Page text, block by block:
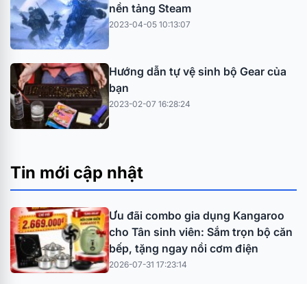
nền tảng Steam
2023-04-05 10:13:07
Hướng dẫn tự vệ sinh bộ Gear của
bạn
2023-02-07 16:28:24
Tin mới cập nhật
Ưu đãi combo gia dụng Kangaroo
cho Tân sinh viên: Sắm trọn bộ căn
bếp, tặng ngay nồi cơm điện
2026-07-31 17:23:14